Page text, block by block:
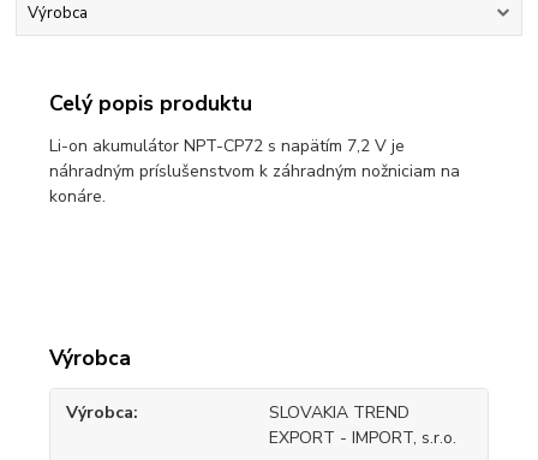
Výrobca
Celý popis produktu
Li-on akumulátor NPT-CP72 s napätím 7,2 V je
náhradným príslušenstvom k záhradným nožniciam na
konáre.
Výrobca
Výrobca
SLOVAKIA TREND
EXPORT - IMPORT, s.r.o.